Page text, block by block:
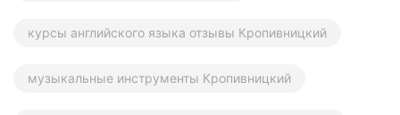
курсы английского языка отзывы Кропивницкий
музыкальные инструменты Кропивницкий